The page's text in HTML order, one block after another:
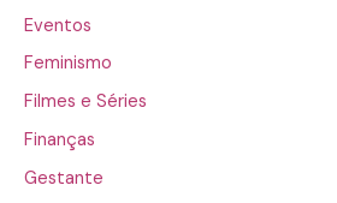
Eventos
Feminismo
Filmes e Séries
Finanças
Gestante